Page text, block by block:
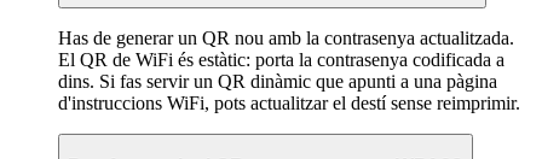
Has de generar un QR nou amb la contrasenya actualitzada.
El QR de WiFi és estàtic: porta la contrasenya codificada a
dins. Si fas servir un QR dinàmic que apunti a una pàgina
d'instruccions WiFi, pots actualitzar el destí sense reimprimir.